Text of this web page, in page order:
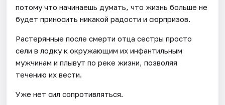
потому что начинаешь думать, что жизнь больше не
будет приносить никакой радости и сюрпризов.
Растерянные после смерти отца сестры просто
сели в лодку к окружающим их инфантильным
мужчинам и плывут по реке жизни, позволяя
течению их вести.
Уже нет сил сопротивляться.